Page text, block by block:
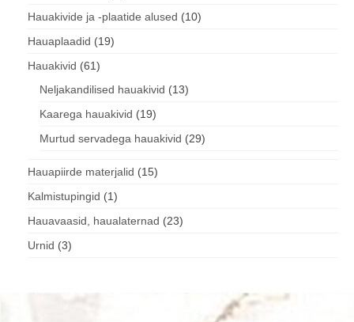
toode
Hauakivide ja -plaatide alused 1010
Hauaplaadid 1919
Hauakivid 6161
toodet
Neljakandilised hauakivid 1313
Kaarega hauakivid 1919
toodet
Murtud servadega hauakivid 2929
Hauapiirde materjalid
1515
Kalmistupingid 11
toode
Hauavaasid, haualaternad 2323
Urnid 33